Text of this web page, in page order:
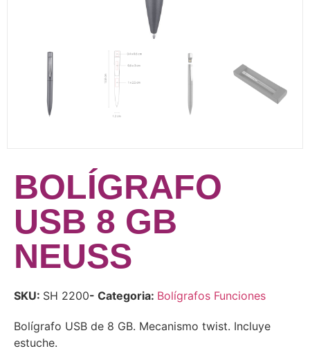
BOLÍGRAFO
USB 8 GB
NEUSS
SKU: SH 2200- Categoria: Bolígrafos Funciones
Bolígrafo USB de 8 GB. Mecanismo twist. Incluye
estuche.